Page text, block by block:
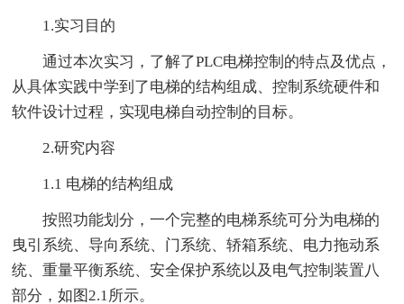
1.实习目的
通过本次实习，了解了PLC电梯控制的特点及优点，
从具体实践中学到了电梯的结构组成、控制系统硬件和
软件设计过程，实现电梯自动控制的目标。
2.研究内容
1.1 电梯的结构组成
按照功能划分，一个完整的电梯系统可分为电梯的
曳引系统、导向系统、门系统、轿箱系统、电力拖动系
统、重量平衡系统、安全保护系统以及电气控制装置八
部分，如图2.1所示。